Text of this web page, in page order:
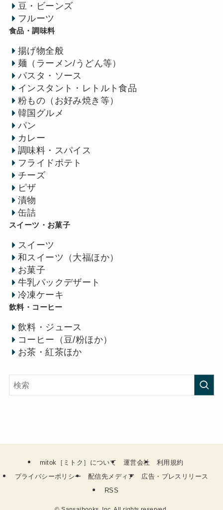
豆・ビーンズ
フルーツ
食品・調味料
揚げ物全般
麺（ラーメン/うどん等）
パスタ・ソース
インスタント・レトルト食品
粉もの（お好み焼き等）
韓国グルメ
パン
カレー
調味料・スパイス
フライドポテト
チーズ
ピザ
漬物
缶詰
スイーツ・お菓子
スイーツ
和スイーツ（大福ほか）
お菓子
牛乳パックデザート
冷凍ケーキ
飲料・コーヒー
飲料・ジュース
コーヒー（豆/粉ほか）
お茶・紅茶ほか
mitok［ミトク］について 運営会社
利用規約
プライバシーポリシー
配信先メディア
広告・プレスリリース
RSS